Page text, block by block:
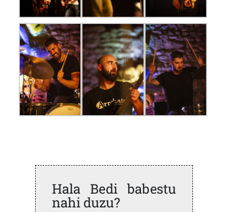
Hala Bedi babestu
nahi duzu?